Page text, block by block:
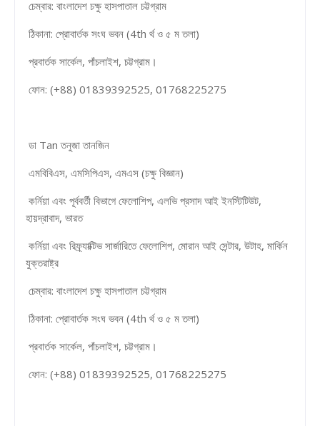
চেম্বার: বাংলাদেশ চক্ষু হাসপাতাল চট্টগ্রাম
ঠিকানা: প্রোবার্তক সংঘ ভবন (4th র্থ ও ৫ ম তলা)
প্রবার্তক সার্কেল, পাঁচলাইশ, চট্টগ্রাম।
ফোন: (+88) 01839392525, 01768225275
ডা Tan তনুজা তানজিন
এমবিবিএস, এমসিপিএস, এমএস (চক্ষু বিজ্ঞান)
কর্নিয়া এবং পূর্ববর্তী বিভাগে ফেলোশিপ, এলভি প্রসাদ আই ইনস্টিটিউট,
হায়দ্রাবাদ, ভারত
কর্নিয়া এবং রিফ্র্যাক্টিভ সার্জারিতে ফেলোশিপ, মোরান আই সেন্টার, উটাহ, মার্কিন
যুক্তরাষ্ট্র
চেম্বার: বাংলাদেশ চক্ষু হাসপাতাল চট্টগ্রাম
ঠিকানা: প্রোবার্তক সংঘ ভবন (4th র্থ ও ৫ ম তলা)
প্রবার্তক সার্কেল, পাঁচলাইশ, চট্টগ্রাম।
ফোন: (+88) 01839392525, 01768225275